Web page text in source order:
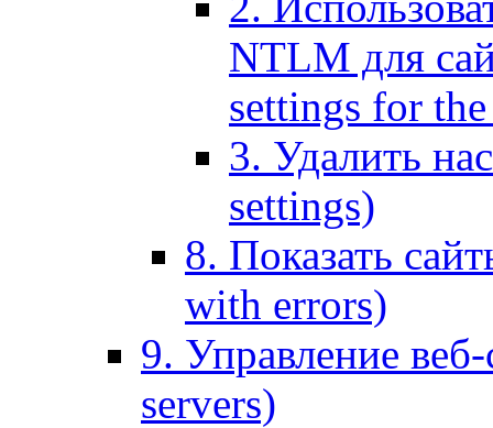
NTLM для
settings for
3. Удалить
settings)
8. Показать
with errors)
9. Управление
servers)